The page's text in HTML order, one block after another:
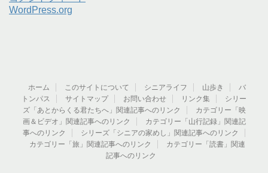
WordPress.org
ホーム このサイトについて シニアライフ 山歩き
バ
トンパス
サイトマップ お問い合わせ リンク集
シリー
ズ「あとからくる君たちへ」関連記事へのリンク
カテゴリー「映
画＆ビデオ」関連記事へのリンク
カテゴリー「山行記録」関連記
事へのリンク
シリーズ「シニアの家めし」関連記事へのリンク
カテゴリー「旅」関連記事へのリンク
カテゴリー「読書」関連
記事へのリンク